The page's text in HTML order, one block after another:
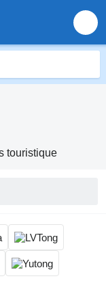
touristique